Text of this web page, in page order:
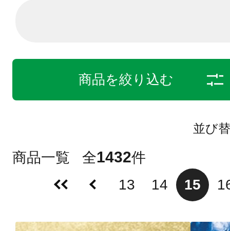
商品を絞り込む
並び
商品一覧 全1432件
13
14 15